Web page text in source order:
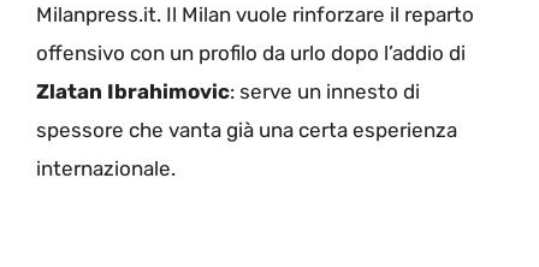
Milanpress.it. Il Milan vuole rinforzare il reparto
offensivo con un profilo da urlo dopo l’addio di
Zlatan Ibrahimovic: serve un innesto di
spessore che vanta già una certa esperienza
internazionale.